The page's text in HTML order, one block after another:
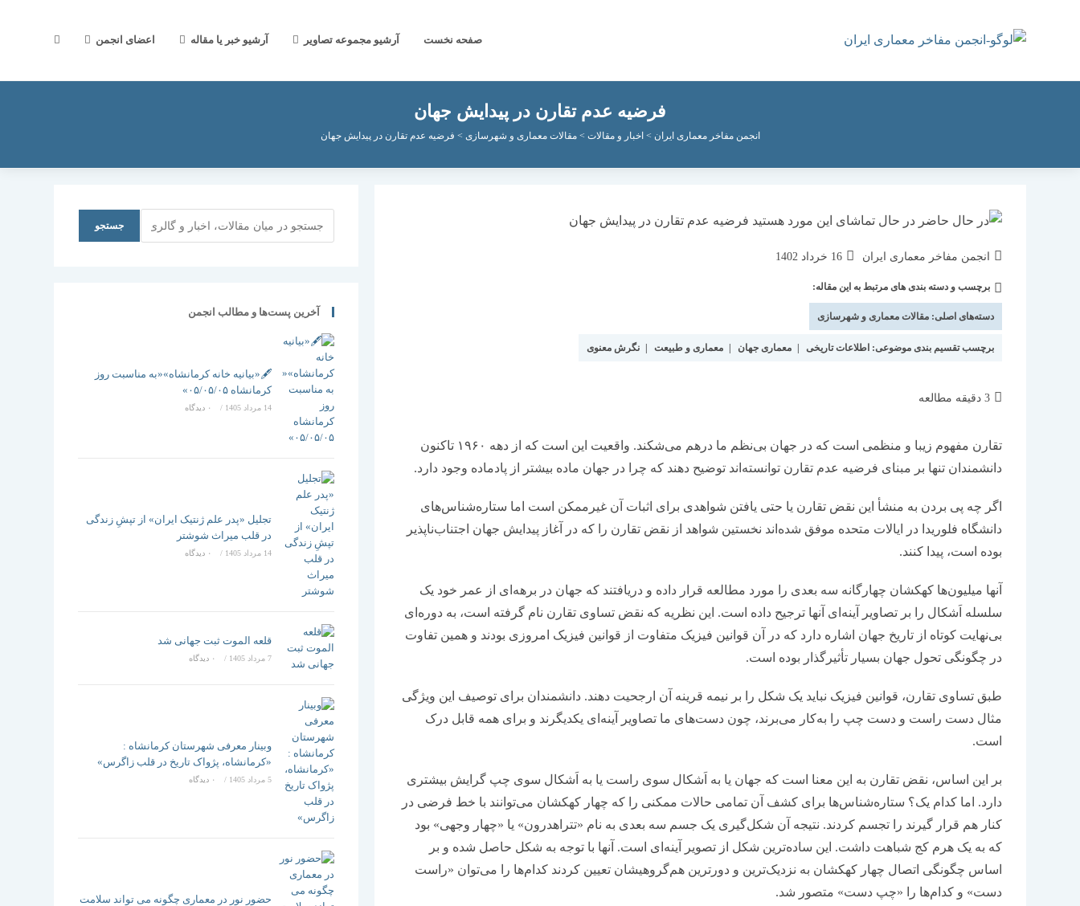
صفحه نخست آرشیو مجموعه تصاویر آرشیو خبر یا مقاله اعضای انجمن جستجوی
فرضیه عدم تقارن در پیدایش جهان
انجمن مفاخر معماری ایران > اخبار و مقالات >مقالات معماری و شهرسازی > فرضیه عدم تقارن در پیدایش جهان
نویسندهٔ
انجمن مفاخر معماری ایران
نوشته
شده
است:
16 خرداد 1402
دسته‌
نوشته:
برچسب و دسته بندی های مرتبط به این مقاله:
دسته‌های اصلی:مقالات معماری و شهرسازی
برچسب تقسیم بندی موضوعی: اطلاعات تاریخی معماری جهان معماری و طبیعت نگرش معنوی
زمان
3 دقیقه مطالعه
تقارن مفهوم زیبا و منظمی است که در جهان بی‌نظم ما در‌هم می‌شکند. واقعیت این است که از دهه ۱۹۶۰ تاکنون
دانشمندان تنها بر مبنای فرضیه عدم تقارن توانسته‌اند توضیح دهند که چرا در جهان ماده بیشتر از پادماده وجود دارد.
اگر چه پی بردن به منشأ این نقض تقارن یا حتی یافتن شواهدی برای اثبات آن غیرممکن است اما ستاره‌شناس‌های
دانشگاه فلوریدا در ایالات متحده موفق شده‌اند نخستین شواهد از نقض تقارن را که در آغاز پیدایش جهان اجتناب‌ناپذیر
بوده است، پیدا کنند.
آنها میلیون‌ها کهکشان چهارگانه سه بعدی را مورد مطالعه قرار داده و دریافتند که جهان در برهه‌ای از عمر خود یک
سلسله اَشکال را بر تصاویر آینه‌ای آنها ترجیح داده است. این نظریه که نقض تساوی تقارن نام گرفته است، به دوره‌ای
بی‌نهایت کوتاه از تاریخ جهان اشاره دارد که در آن قوانین فیزیک متفاوت از قوانین فیزیک امروزی بودند و همین تفاوت
در چگونگی تحول جهان بسیار تأثیرگذار بوده است.
طبق تساوی تقارن، قوانین فیزیک نباید یک شکل را بر نیمه قرینه آن ارجحیت دهند. دانشمندان برای توصیف این ویژگی
مثال دست راست و دست چپ را به‌کار می‌برند، چون دست‌های ما تصاویر آینه‌ای یکدیگرند و برای همه قابل درک
است.
بر این اساس، نقض تقارن به این معنا است که جهان یا به اَشکال سوی راست یا به اَشکال سوی چپ گرایش بیشتری
دارد. اما کدام یک؟ ستاره‌شناس‌ها برای کشف آن تمامی حالات ممکنی را که چهار کهکشان می‌توانند با خط فرضی در
کنار هم قرار گیرند را تجسم کردند. نتیجه آن شکل‌گیری یک جسم سه بعدی به نام «تتراهدرون» یا «چهار وجهی» بود
که به یک هرم کج شباهت داشت. این ساده‌ترین شکل از تصویر آینه‌ای است. آنها با توجه به شکل حاصل شده و بر
اساس چگونگی اتصال چهار کهکشان به نزدیک‌ترین و دورترین هم‌گروهیشان تعیین کردند کدام‌ها را می‌توان «راست
دست» و کدام‌ها را «چپ دست» متصور شد.
جستجو
آخرین پست‌ها و مطالب انجمن
🖋️«بیانیه خانه کرمانشاه»«به مناسبت روز
کرمانشاه ۰۵/۰۵/۰۵»
14 مرداد 1405 / ۰ دیدگاه
تجلیل «پدر علم ژنتیک ایران» از تپشِ زندگی
در قلب میراث شوشتر
14 مرداد 1405 / ۰ دیدگاه
قلعه الموت ثبت جهانی شد
7 مرداد 1405 / ۰ دیدگاه
وبینار معرفی شهرستان کرمانشاه :
«کرمانشاه، پژواک تاریخ در قلب زاگرس»
5 مرداد 1405 / ۰ دیدگاه
حضور نور در معماری چگونه می تواند سلامت